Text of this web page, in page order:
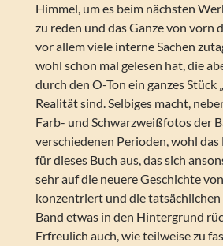
Himmel, um es beim nächsten
zu reden und das Ganze von vorn
vor allem viele interne Sachen
wohl schon mal gelesen hat, die
durch den O-Ton ein ganzes Stück
Realität sind. Selbiges macht,
Farb- und Schwarzweißfotos der
verschiedenen Perioden, wohl
für dieses Buch aus, das sich
sehr auf die neuere Geschichte
konzentriert und die
Band etwas in den Hintergrund
Erfreulich auch, wie teilweise zu